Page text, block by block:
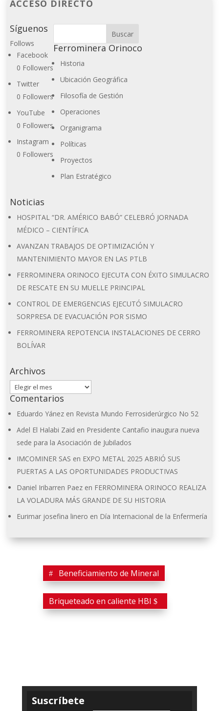
ACCESO DIRECTO
Síguenos
Follows
Facebook
0 Followers
Twitter
0 Followers
YouTube
0 Followers
Instagram
0 Followers
Ferrominera Orinoco
Historia
Ubicación Geográfica
Filosofía de Gestión
Operaciones
Organigrama
Políticas
Proyectos
Plan Estratégico
Noticias
HOSPITAL “DR. AMÉRICO BABÓ” CELEBRÓ JORNADA
MÉDICO – CIENTÍFICA
AVANZAN TRABAJOS DE OPTIMIZACIÓN Y
MANTENIMIENTO MAYOR EN LAS PTLB
FERROMINERA ORINOCO EJECUTA CON ÉXITO SIMULACRO
DE RESCATE EN SU MUELLE PRINCIPAL
CONTROL DE EMERGENCIAS EJECUTÓ SIMULACRO
SORPRESA DE EVACUACIÓN POR SISMO
FERROMINERA REPOTENCIA INSTALACIONES DE CERRO
BOLÍVAR
Archivos
Archivos
Comentarios
Eduardo Yánez en Revista Mundo Ferrosiderúrgico No 52
Adel El Halabi Zaid en Presidente Cantafio inaugura nueva
sede para la Asociación de Jubilados
IMCOMINER SAS en EXPO METAL 2025 ABRIÓ SUS
PUERTAS A LAS OPORTUNIDADES PRODUCTIVAS
Daniel Iribarren Paez en FERROMINERA ORINOCO REALIZA
LA VOLADURA MÁS GRANDE DE SU HISTORIA
Eurimar josefina linero en Día Internacional de la Enfermería
Beneficiamiento de Mineral
Briqueteado en caliente HBI
Suscríbete